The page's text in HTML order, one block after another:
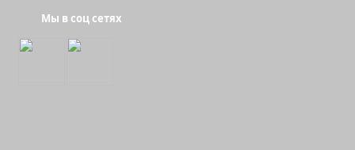
Мы в соц сетях